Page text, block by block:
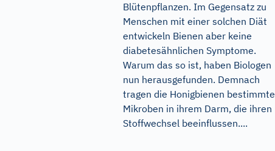
Blütenpflanzen. Im Gegensatz zu
Menschen mit einer solchen Diät
entwickeln Bienen aber keine
diabetesähnlichen Symptome.
Warum das so ist, haben Biologen
nun herausgefunden. Demnach
tragen die Honigbienen bestimmte
Mikroben in ihrem Darm, die ihren
Stoffwechsel beeinflussen....